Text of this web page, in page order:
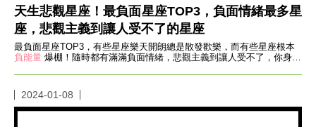
味
玩
具
手
機
桌
布
娛
天生悲觀星座！最負面星座TOP3，負面情緒最多星
座，悲觀主義到讓人受不了的星座
最負面星座TOP3，有些星座樂天開朗總是散發歡樂，而有些星座根本
負能量 爆棚！隨時都有滿滿負面情緒，悲觀主義到讓人受不了，你身邊
2024-01-08